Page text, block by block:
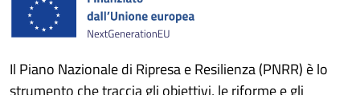
Il Piano Nazionale di Ripresa e Resilienza (PNRR) è lo
strumento che traccia gli obiettivi, le riforme e gli